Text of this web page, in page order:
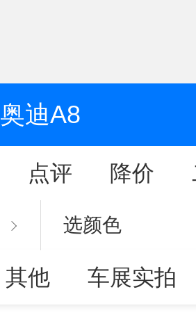
奥迪A8
点评 降价
选颜色
其他 车展实拍